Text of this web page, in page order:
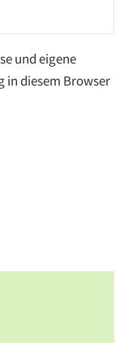
und eigene
in diesem Browser